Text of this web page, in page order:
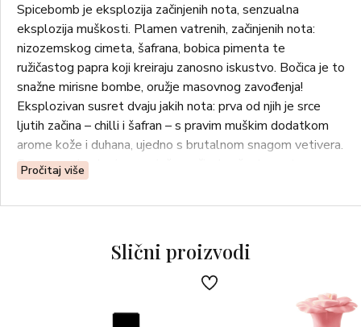
Spicebomb je eksplozija začinjenih nota, senzualna
eksplozija muškosti. Plamen vatrenih, začinjenih nota:
nizozemskog cimeta, šafrana, bobica pimenta te
ružičastog papra koji kreiraju zanosno iskustvo. Bočica je to
snažne mirisne bombe, oružje masovnog zavođenja!
Eksplozivan susret dvaju jakih nota: prva od njih je srce
ljutih začina – chilli i šafran – s pravim muškim dodatkom
arome kože i duhana, ujedno s brutalnom snagom vetivera.
Druga su eksplozivne, svježe, začinske, žustre note
bergamote i grejpa, dok hladni začini – prirodna smola i
ružičasti papar – ostavljaju trag svog ledenog poljupca.
Pročitaj više
Slični proizvodi